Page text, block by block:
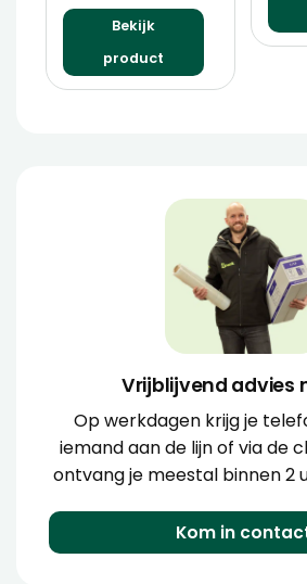
Bekijk
product
Vrijblijvend advies
Op werkdagen krijg je
iemand aan de lijn of via de
ontvang je meestal binnen 2
Kom in